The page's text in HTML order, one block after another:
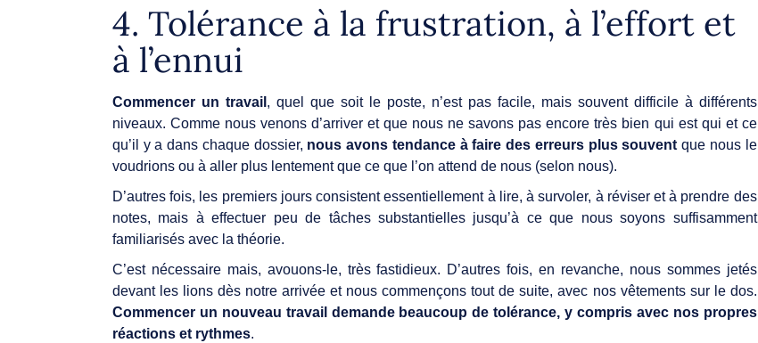
4. Tolérance à la frustration, à l’effort et
à l’ennui
Commencer un travail , quel que soit le poste, n’est pas facile, mais souvent difficile à différents
niveaux. Comme nous venons d’arriver et que nous ne savons pas encore très bien qui est qui et ce
qu’il y a dans chaque dossier, nous avons tendance à faire des erreurs plus souventque nous le
voudrions ou à aller plus lentement que ce que l’on attend de nous (selon nous).
D’autres fois, les premiers jours consistent essentiellement à lire, à survoler, à réviser et à prendre des
notes, mais à effectuer peu de tâches substantielles jusqu’à ce que nous soyons suffisamment
familiarisés avec la théorie.
C’est nécessaire mais, avouons-le, très fastidieux. D’autres fois, en revanche, nous sommes jetés
devant les lions dès notre arrivée et nous commençons tout de suite, avec nos vêtements sur le dos.
Commencer un nouveau travail demande beaucoup de tolérance, y compris avec nos propres
réactions et rythmes.